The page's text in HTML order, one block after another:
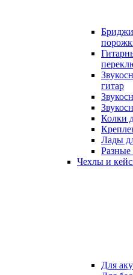
гитар
Колки
Лады
Чехлы и
Для